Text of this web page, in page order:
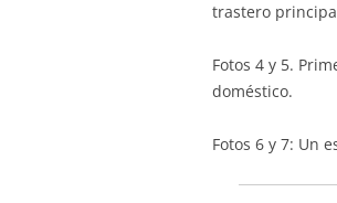
trastero
Fotos 4 y 5.
doméstico.
Fotos 6 y 7: Un